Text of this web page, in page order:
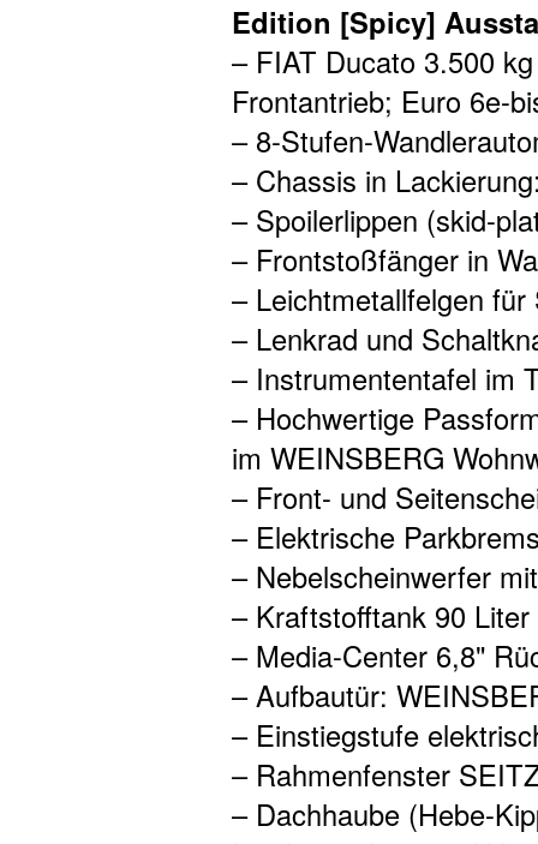
Edition [Spicy]
– FIAT Ducato 3.500
Frontantrieb; Euro 6e-
– 8-Stufen-
– Chassis in
– Spoilerlippen (skid-
– Frontstoßfänger in
– Leichtmetallfelgen für
– Lenkrad und
– Instrumententafel im
– Hochwertige
im WEINSBERG
– Front- und
– Elektrische
– Nebelscheinwerfer
– Kraftstofftank 90 Liter
– Media-Center 6,8"
– Aufbautür:
– Einstiegstufe
– Rahmenfenster
– Dachhaube (Hebe-